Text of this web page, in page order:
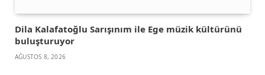
Dila Kalafatoğlu Sarışınım ile Ege müzik kültürünü
buluşturuyor
AĞUSTOS 8, 2026